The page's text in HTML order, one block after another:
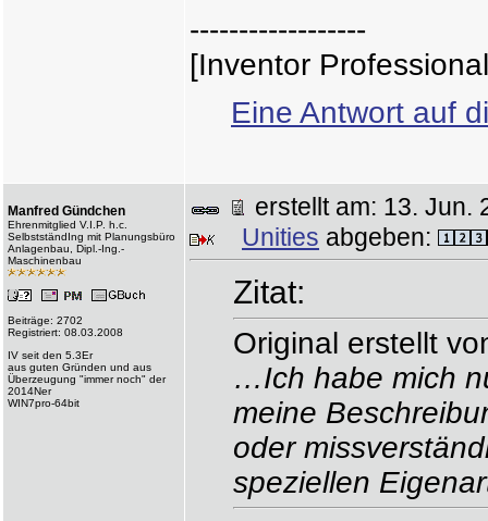
------------------
[Inventor
Eine Antwort auf
Manfred Gündchen
Ehrenmitglied V.I.P. h.c.
SelbstständIng mit Planungsbüro
Anlagenbau, Dipl.-Ing.-
Maschinenbau
Beiträge: 2702
Registriert: 08.03.2008
IV seit den 5.3Er
aus guten Gründen und aus
Überzeugung "immer noch" der
2014Ner
WIN7pro-64bit
erstellt am: 13.
Unities abgeben:
Zitat:
Original erstellt
…Ich habe mich
meine
oder
speziellen